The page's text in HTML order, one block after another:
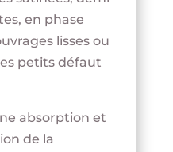
en phase
lisses ou
petits défaut
absorption et
de la